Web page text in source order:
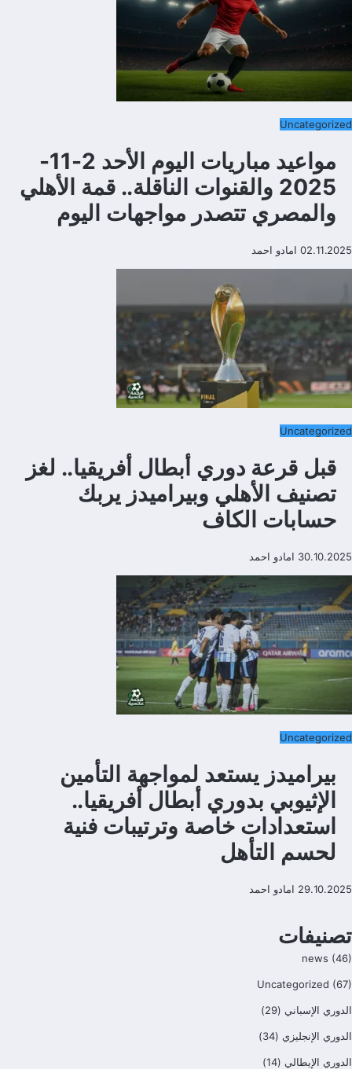
Uncategorized
مواعيد مباريات اليوم الأحد 2-11-
2025 والقنوات الناقلة.. قمة الأهلي
والمصري تتصدر مواجهات اليوم
02.11.2025 امادو احمد
Uncategorized
قبل قرعة دوري أبطال أفريقيا.. لغز
تصنيف الأهلي وبيراميدز يربك
حسابات الكاف
30.10.2025 امادو احمد
Uncategorized
بيراميدز يستعد لمواجهة التأمين
الإثيوبي بدوري أبطال أفريقيا..
استعدادات خاصة وترتيبات فنية
لحسم التأهل
29.10.2025 امادو احمد
تصنيفات
news (46)
Uncategorized (67)
الدوري الإسباني (29)
الدوري الإنجليزي (34)
الدوري الإيطالي (14)